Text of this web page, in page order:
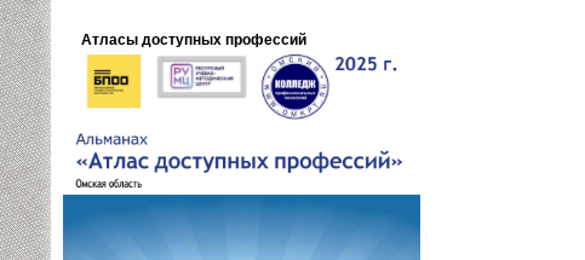
Атласы доступных профессий